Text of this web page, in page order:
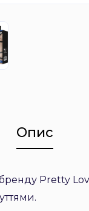
Опис
Pretty